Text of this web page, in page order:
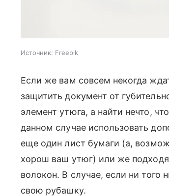
Источник: Freepik
Если же вам совсем некогда
защитить документ от
элемент утюга, а найти нечто,
данном случае использовать
еще один лист бумаги (а,
хорош ваш утюг) или же
волокон. В случае, если ни того
свою рубашку.